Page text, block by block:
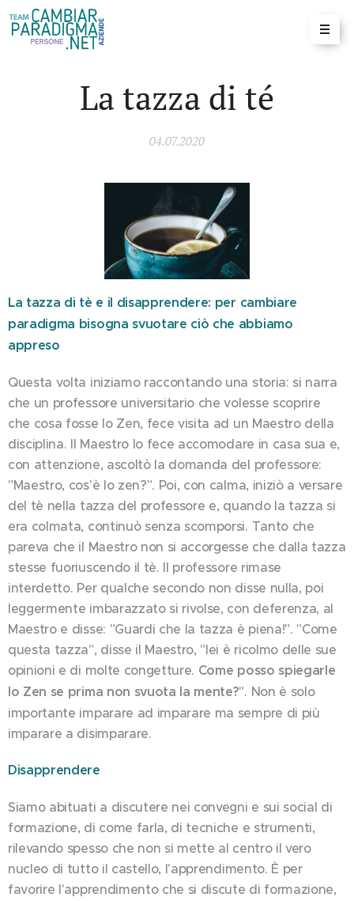
La tazza di té
04.07.2020
La tazza di tè e il disapprendere: per cambiare
paradigma bisogna svuotare ciò che abbiamo
appreso
Questa volta iniziamo raccontando una storia: si narra
che un professore universitario che volesse scoprire
che cosa fosse lo Zen, fece visita ad un Maestro della
disciplina. Il Maestro lo fece accomodare in casa sua e,
con attenzione, ascoltò la domanda del professore:
"Maestro, cos'è lo zen?". Poi, con calma, iniziò a versare
del tè nella tazza del professore e, quando la tazza si
era colmata, continuò senza scomporsi. Tanto che
pareva che il Maestro non si accorgesse che dalla tazza
stesse fuoriuscendo il tè. Il professore rimase
interdetto. Per qualche secondo non disse nulla, poi
leggermente imbarazzato si rivolse, con deferenza, al
Maestro e disse: "Guardi che la tazza è piena!". "Come
questa tazza", disse il Maestro, "lei è ricolmo delle sue
opinioni e di molte congetture. Come posso spiegarle
lo Zen se prima non svuota la mente?". Non è solo
importante imparare ad imparare ma sempre di più
imparare a disimparare.
Disapprendere
Siamo abituati a discutere nei convegni e sui social di
formazione, di come farla, di tecniche e strumenti,
rilevando spesso che non si mette al centro il vero
nucleo di tutto il castello, l'apprendimento. È per
favorire l'apprendimento che si discute di formazione,